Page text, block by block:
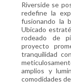
Riverside se
redefine la
fusionando la
Ubicado
rodeado de
proyecto
tranquilidad
amplios y
comodidades